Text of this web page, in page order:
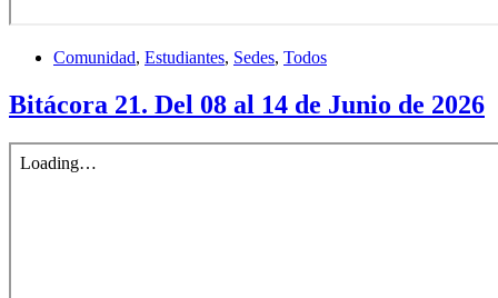
Comunidad, Estudiantes, Sedes, Todos
Bitácora 21. Del 08 al 14 de Junio de 2026